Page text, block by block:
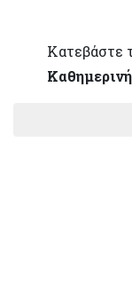
Κατεβάστε
Καθημερινή